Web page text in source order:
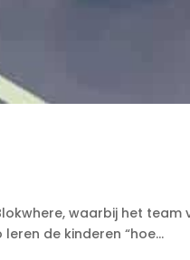
waarbij het
de kinderen “hoe...